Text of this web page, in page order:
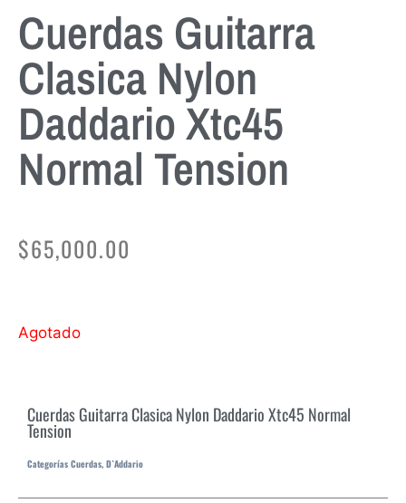
Cuerdas Guitarra
Clasica Nylon
Daddario Xtc45
Normal Tension
$65,000.00
Agotado
Cuerdas Guitarra Clasica Nylon Daddario Xtc45 Normal
Tension
Categorías Cuerdas, D`Addario